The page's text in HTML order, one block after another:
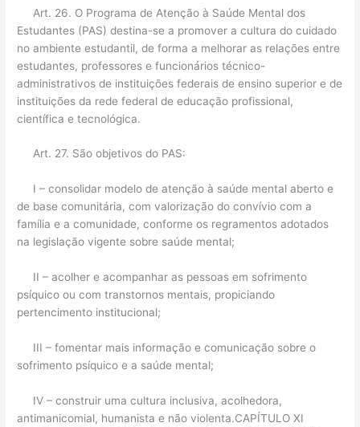
Art. 26. O Programa de Atenção à Saúde Mental dos
Estudantes (PAS) destina-se a promover a cultura do cuidado
no ambiente estudantil, de forma a melhorar as relações entre
estudantes, professores e funcionários técnico-
administrativos de instituições federais de ensino superior e de
instituições da rede federal de educação profissional,
científica e tecnológica.
Art. 27. São objetivos do PAS:
I – consolidar modelo de atenção à saúde mental aberto e
de base comunitária, com valorização do convívio com a
família e a comunidade, conforme os regramentos adotados
na legislação vigente sobre saúde mental;
II – acolher e acompanhar as pessoas em sofrimento
psíquico ou com transtornos mentais, propiciando
pertencimento institucional;
III – fomentar mais informação e comunicação sobre o
sofrimento psíquico e a saúde mental;
IV – construir uma cultura inclusiva, acolhedora,
antimanicomial, humanista e não violenta.CAPÍTULO XI